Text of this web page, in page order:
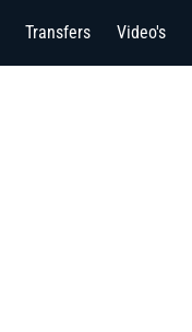
Transfers Video's